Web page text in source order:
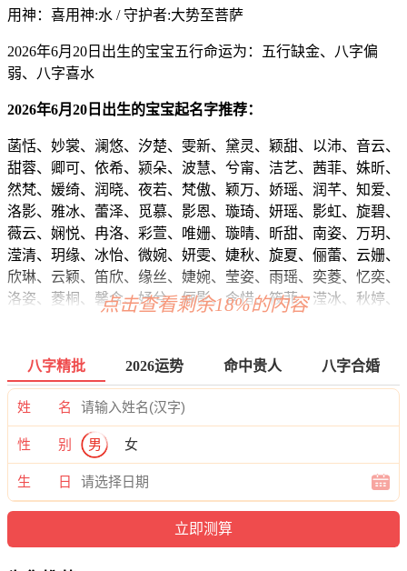
用神：喜用神:水 / 守护者:大势至菩萨
2026年6月20日出生的宝宝五行命运为：五行缺金、八字偏
弱、八字喜水
2026年6月20日出生的宝宝起名字推荐：
菡恬、妙裳、澜悠、汐楚、雯新、黛灵、颖甜、以沛、音云、
甜蓉、卿可、依希、颍朵、波慧、兮甯、洁艺、茜菲、姝昕、
然梵、媛绮、润晓、夜若、梵傲、颖万、娇瑶、润芊、知爱、
洛影、雅冰、蕾泽、觅慕、影恩、璇琦、妍瑶、影虹、旋碧、
薇云、娴悦、冉洛、彩萱、唯姗、璇晴、昕甜、南姿、万玥、
滢清、玥缘、冰怡、微婉、妍雯、婕秋、旋夏、俪蕾、云姗、
欣琳、云颖、笛欣、缘丝、婕婉、莹姿、雨瑶、奕菱、忆奕、
洛姿、菱桐、馨含、妤兮、俪影、含惜、筱菲、滢冰、秋婷、
婕甜、忆雅、妍雅、冉瑶、琦瑶、君波、泉靖、虞萱、影妍、
熙晓、忆瑜、君怀、蕾馨、诗婕、龄熙、茵含、璇依、绿澜、
蓉梓、妤蕾、馨曦、可晓、晓兮、俪婉、乐影、夏静、恬觅、
恬芷、婕双、晓熙、恩欣、朵兮、娣奕、影紫、萱波、兮澜、
兮馨、兮姿、含兮、静欣、映俪、影龄、妙万、清丽、蓓采、
妙欣、滢儿、悦然、初妤、思瑜、恬筱、佳虹、颖紫、碧艺、
静卿、佳采、爱珍、以梵、梦笛、姿瑶、姝媛、冉娜、嫣双、
洁歆、珍昕、甯晓、澜新、恬楚、采倩、姿馨、姗姗、冬君、
珍婉、嫣卿、澜玥、滢妍、恬欣、姝恬、冰梵、江萱、滢伊、
点击查看剩余18%的内容
八字精批 2026运势 命中贵人 八字合婚
姓 名
性 别 男 女
生 日